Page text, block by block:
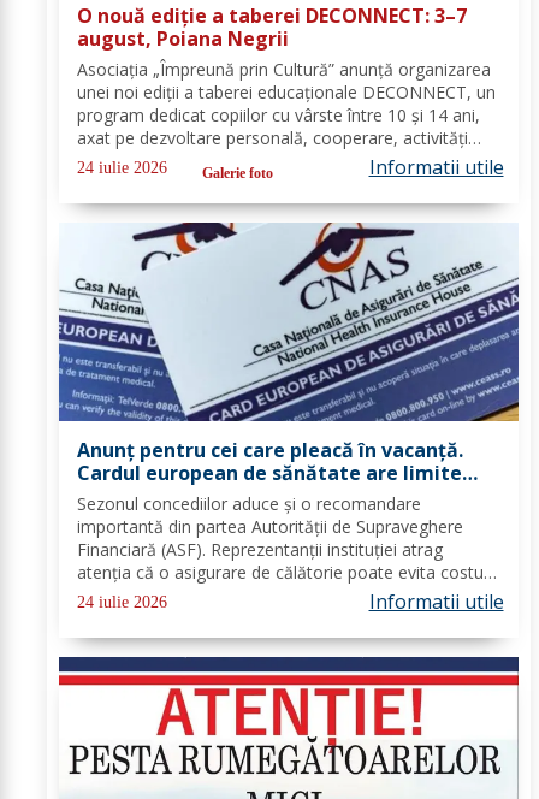
O nouă ediție a taberei DECONNECT: 3–7
august, Poiana Negrii
Asociația „Împreună prin Cultură” anunță organizarea
unei noi ediții a taberei educaționale DECONNECT, un
program dedicat copiilor cu vârste între 10 și 14 ani,
axat pe dezvoltare personală, cooperare, activități
outdoor și deconectare totală de la telefon. O tabără
cu sens, nu doar o vacanță!...
24 iulie 2026 Galerie foto Informatii utile
Anunț pentru cei care pleacă în vacanță.
Cardul european de sănătate are limite
importante. Greșeala care te poate costa
mii de euro
Sezonul concediilor aduce și o recomandare
importantă din partea Autorității de Supraveghere
Financiară (ASF). Reprezentanții instituției atrag
atenția că o asigurare de călătorie poate evita costuri
uriașe în cazul unor probleme medicale, al anulării
24 iulie 2026 Informatii utile